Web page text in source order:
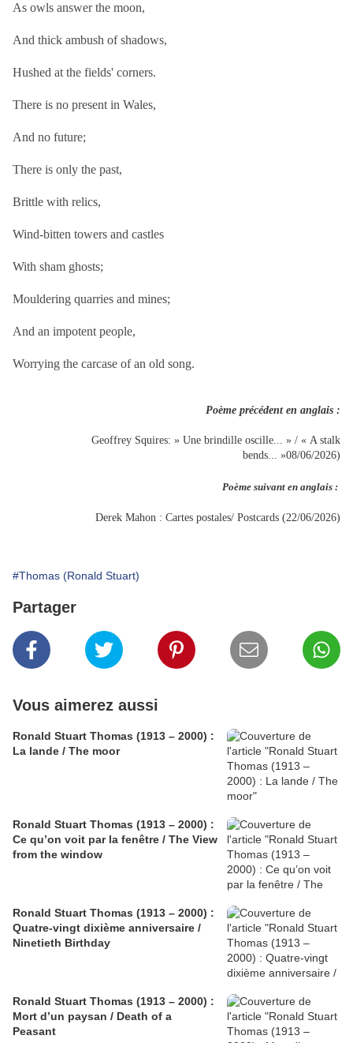
As owls answer the moon,
And thick ambush of shadows,
Hushed at the fields' corners.
There is no present in Wales,
And no future;
There is only the past,
Brittle with relics,
Wind-bitten towers and castles
With sham ghosts;
Mouldering quarries and mines;
And an impotent people,
Worrying the carcase of an old song.
Poème précédent en anglais :
Geoffrey Squires: » Une brindille oscille... » / « A stalk
bends... »08/06/2026)
Poème suivant en anglais :
Derek Mahon : Cartes postales/ Postcards (22/06/2026)
#Thomas (Ronald Stuart)
Partager
Vous aimerez aussi
Ronald Stuart Thomas (1913 – 2000) :
La lande / The moor
Ronald Stuart Thomas (1913 – 2000) :
Ce qu’on voit par la fenêtre / The View
from the window
Ronald Stuart Thomas (1913 – 2000) :
Quatre-vingt dixième anniversaire /
Ninetieth Birthday
Ronald Stuart Thomas (1913 – 2000) :
Mort d’un paysan / Death of a
Peasant